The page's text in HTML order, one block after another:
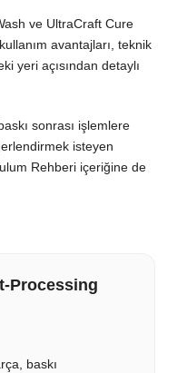
ve UltraCraft Cure
avantajları, teknik
yeri açısından detaylı
sonrası işlemlere
isteyen
Rehberi içeriğine de
Processing
baskı